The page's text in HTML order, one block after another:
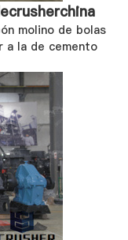
molino de bolas
a la de cemento